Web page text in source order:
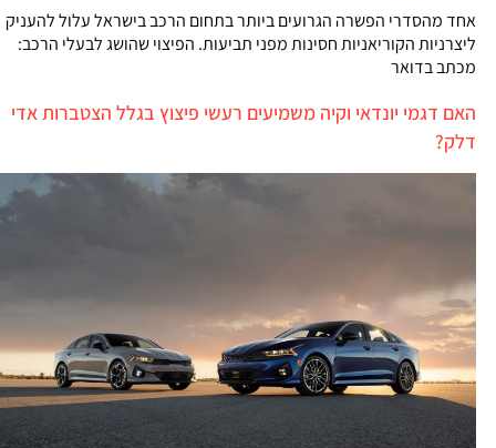
אחד מהסדרי הפשרה הגרועים ביותר בתחום הרכב בישראל עלול להעניק
ליצרניות הקוריאניות חסינות מפני תביעות. הפיצוי שהושג לבעלי הרכב:
מכתב בדואר
האם דגמי יונדאי וקיה משמיעים רעשי פיצוץ בגלל הצטברות אדי
דלק?